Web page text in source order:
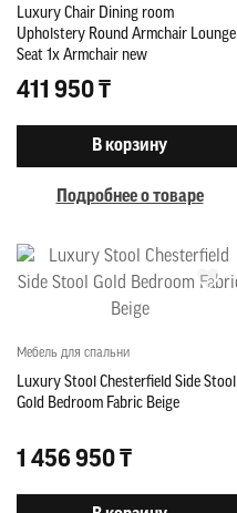
Luxury Chair Dining room
Upholstery Round Armchair Lounge
Seat 1x Armchair new
411 950 ₸
В корзину
Подробнее о товаре
Мебель для спальни
Luxury Stool Chesterfield Side Stool
Gold Bedroom Fabric Beige
1 456 950 ₸